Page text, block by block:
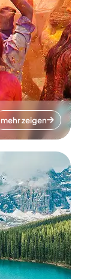
mehr zeigen